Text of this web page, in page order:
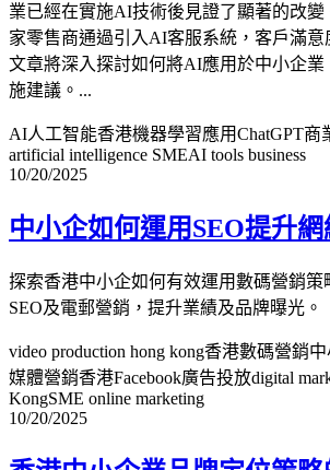
業已經在實施AI技術後見證了顯著的改
家零售商通過引入AI客服系統，客戶滿意
文章將深入探討如何將AI應用於中小企
施建議。...
AI人工智能香港機器學習應用ChatGPT商
artificial intelligence SMEAI tools business
10/20/2025
中小企如何運用SEO提升
探索香港中小企如何有效運用數碼營銷策
SEO及電郵營銷，提升業績及品牌曝光。
video production hong kong香港數碼營銷
媒體營銷香港Facebook廣告投放digital
KongSME online marketing
10/20/2025